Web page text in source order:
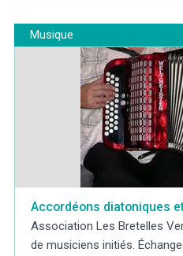
Musique
Accordéons diatoniques
Association Les Bretelles
de musiciens initiés.